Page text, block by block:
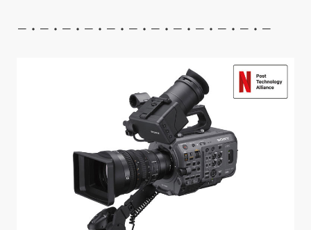
－・－・－・－・－・－・－・－・－・－・－・－